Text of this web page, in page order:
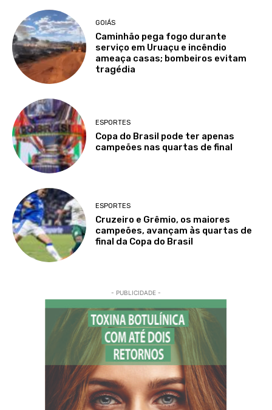
GOIÁS
Caminhão pega fogo durante
serviço em Uruaçu e incêndio
ameaça casas; bombeiros evitam
tragédia
ESPORTES
Copa do Brasil pode ter apenas
campeões nas quartas de final
ESPORTES
Cruzeiro e Grêmio, os maiores
campeões, avançam às quartas de
final da Copa do Brasil
- PUBLICIDADE -